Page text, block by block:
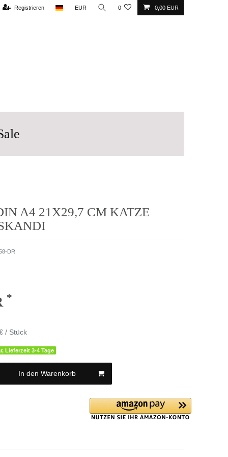
Registrieren EUR 0 0,00 EUR
A4 21X29,7 CM KATZE
DR
*
/ Stück
Lieferzeit 3-4 Tage
In den Warenkorb